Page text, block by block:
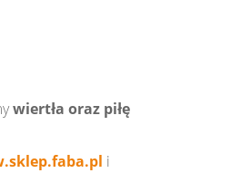
wiertła oraz piłę
i